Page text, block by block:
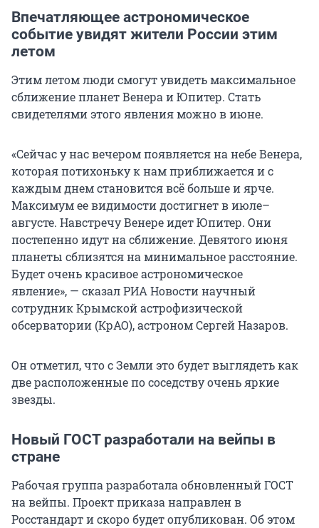
Впечатляющее астрономическое
событие увидят жители России этим
летом
Этим летом люди смогут увидеть максимальное
сближение планет Венера и Юпитер. Стать
свидетелями этого явления можно в июне.
«Сейчас у нас вечером появляется на небе Венера,
которая потихоньку к нам приближается и с
каждым днем становится всё больше и ярче.
Максимум ее видимости достигнет в июле–
августе. Навстречу Венере идет Юпитер. Они
постепенно идут на сближение. Девятого июня
планеты сблизятся на минимальное расстояние.
Будет очень красивое астрономическое
явление», — сказал РИА Новости научный
сотрудник Крымской астрофизической
обсерватории (КрАО), астроном Сергей Назаров.
Он отметил, что с Земли это будет выглядеть как
две расположенные по соседству очень яркие
звезды.
Новый ГОСТ разработали на вейпы в
стране
Рабочая группа разработала обновленный ГОСТ
на вейпы. Проект приказа направлен в
Росстандарт и скоро будет опубликован. Об этом